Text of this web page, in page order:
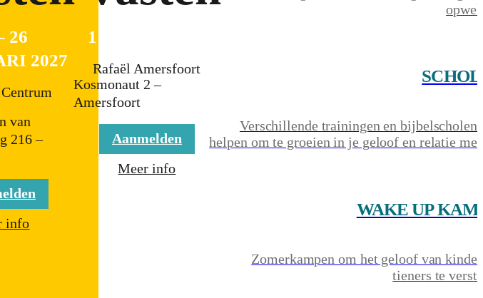
26
2027
van
216 –
info
1 – 7 MEI 2027
Rafaël Amersfoort
Kosmonaut 2 –
Amersfoort
Aanmelden
Meer info
Verschillende trainingen en bijbelscholen
helpen om te groeien in je geloof en relatie
WAKE UP
Zomerkampen om het geloof van
tieners te